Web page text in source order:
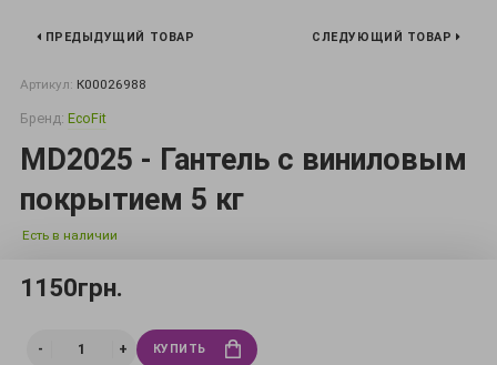
ПРЕДЫДУЩИЙ ТОВАР СЛЕДУЮЩИЙ ТОВАР
Артикул: К00026988
Бренд: EcoFit
MD2025 - Гантель с виниловым
покрытием 5 кг
Есть в наличии
1150грн.
КУПИТЬ